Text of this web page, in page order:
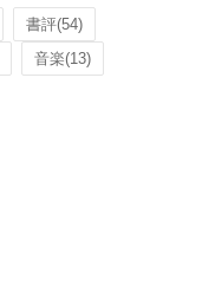
書評(54)
音楽(13)